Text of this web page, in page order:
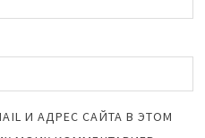
И АДРЕС САЙТА В ЭТОМ